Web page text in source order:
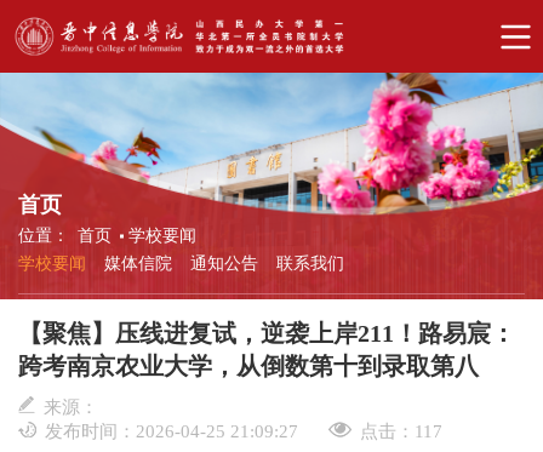
首页
位置： 首页
学校要闻
学校要闻
媒体信院 通知公告 联系我们
【聚焦】压线进复试，逆袭上岸211！路易宸：
跨考南京农业大学，从倒数第十到录取第八
来源：
发布时间：2026-04-25 21:09:27
点击： 117